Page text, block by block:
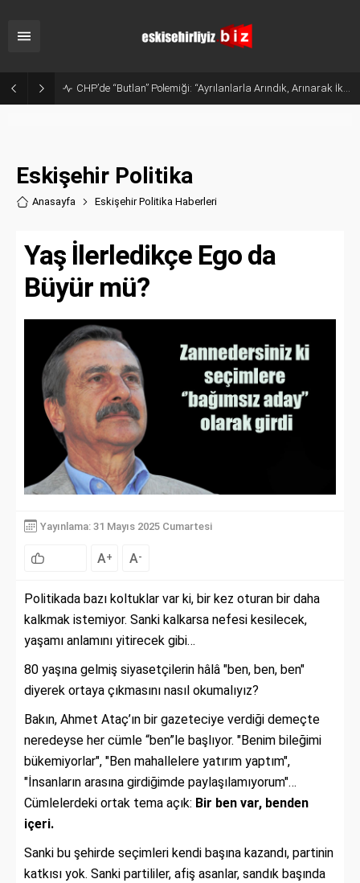
Sanayide Altyapı ve Temizlik Tepkisi: Gürhan Albayrak Küçük Sanayi Esnafını Ziyaret Etti
Eskişehir Politika
Anasayfa Eskişehir Politika Haberleri
Yaş İlerledikçe Ego da
Büyür mü?
Yayınlama: 31 Mayıs 2025 Cumartesi
A+ A-
Politikada bazı koltuklar var ki, bir kez oturan bir daha
kalkmak istemiyor. Sanki kalkarsa nefesi kesilecek,
yaşamı anlamını yitirecek gibi…
80 yaşına gelmiş siyasetçilerin hâlâ "ben, ben, ben"
diyerek ortaya çıkmasını nasıl okumalıyız?
Bakın, Ahmet Ataç’ın bir gazeteciye verdiği demeçte
neredeyse her cümle “ben”le başlıyor. "Benim bileğimi
bükemiyorlar", "Ben mahallelere yatırım yaptım",
"İnsanların arasına girdiğimde paylaşılamıyorum"…
Cümlelerdeki ortak tema açık: Bir ben var, benden
içeri.
Sanki bu şehirde seçimleri kendi başına kazandı, partinin
katkısı yok. Sanki partililer, afiş asanlar, sandık başında